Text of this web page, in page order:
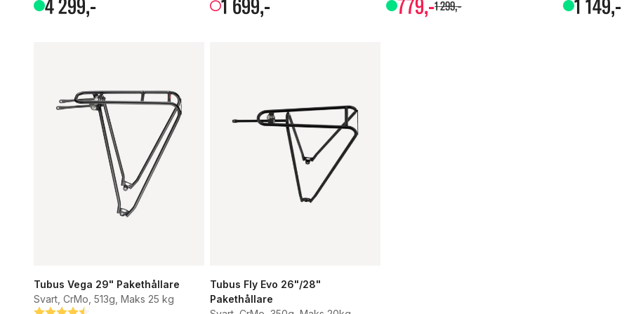
4299,- 1 699,- 779,-1299,- 1 149,-
Tubus Vega 29" Pakethållare
Svart, CrMo, 513g, Maks 25 kg
Tubus Fly Evo 26"/28"
Pakethållare